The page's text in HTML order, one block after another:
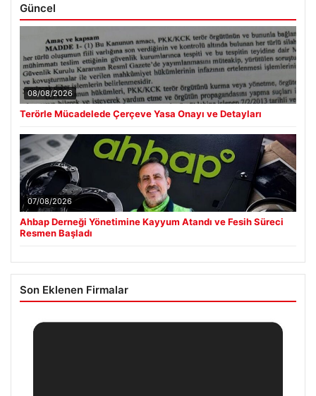
Güncel
08/08/2026
Terörle Mücadelede Çerçeve Yasa Onayı ve Detayları
07/08/2026
Ahbap Derneği Yönetimine Kayyum Atandı ve Fesih Süreci
Resmen Başladı
Son Eklenen Firmalar